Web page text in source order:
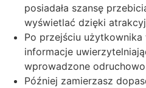
posiadała szansę
wyświetlać dzięki
Po przejściu
informacje
wprowadzone
Później zamierzasz